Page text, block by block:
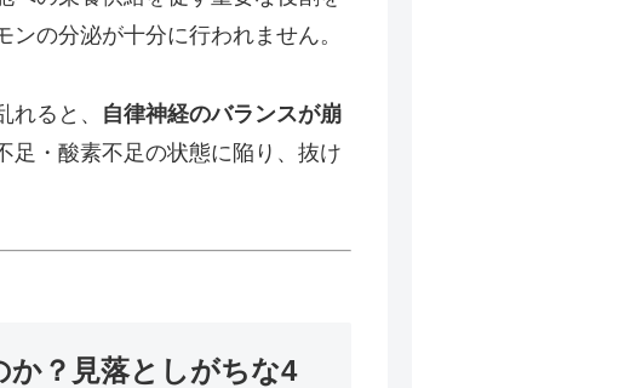
の分泌が十分に行われません。
ると、 自律神経のバランスが崩
足・酸素不足の状態に陥り、抜け
？見落としがちな4